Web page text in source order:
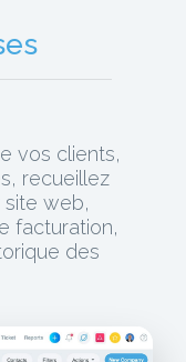
vos clients,
recueillez
site web,
facturation,
des